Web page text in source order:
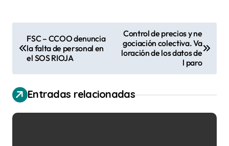
a
g
a
FSC – CCOO denuncia
la falta de personal en
el SOS RIOJA
Control de precios y ne
gociación colectiva. Va
loración de los datos de
l paro
Entradas relacionadas